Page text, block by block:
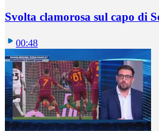
Svolta clamorosa sul capo di
00:48